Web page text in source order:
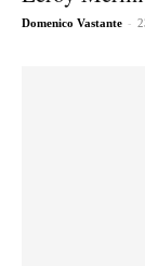
Domenico Vastante -